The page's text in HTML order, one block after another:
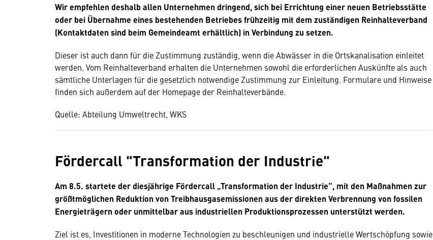
Wir empfehlen deshalb allen Unternehmen dringend, sich bei Errichtung einer neuen Betriebsstätte
oder bei Übernahme eines bestehenden Betriebes frühzeitig mit dem zuständigen Reinhalteverband
(Kontaktdaten sind beim Gemeindeamt erhältlich) in Verbindung zu setzen.
Dieser ist auch dann für die Zustimmung zuständig, wenn die Abwässer in die Ortskanalisation einleitet
werden. Vom Reinhalteverband erhalten die Unternehmen sowohl die erforderlichen Auskünfte als auch
sämtliche Unterlagen für die gesetzlich notwendige Zustimmung zur Einleitung. Formulare und Hinweise
finden sich außerdem auf der Homepage der Reinhalteverbände.
Quelle: Abteilung Umweltrecht, WKS
Fördercall "Transformation der Industrie"
Am 8.5. startete der diesjährige Fördercall „Transformation der Industrie“, mit den Maßnahmen zur
größtmöglichen Reduktion von Treibhausgasemissionen aus der direkten Verbrennung von fossilen
Energieträgern oder unmittelbar aus industriellen Produktionsprozessen unterstützt werden.
Ziel ist es, Investitionen in moderne Technologien zu beschleunigen und industrielle Wertschöpfung sowie